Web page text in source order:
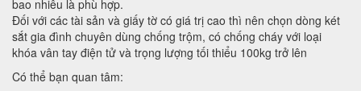
bao nhiêu là phù hợp.
Đối với các tài sản và giấy tờ có giá trị cao thì nên chọn dòng két
sắt gia đình chuyên dùng chống trộm, có chống cháy với loại
khóa vân tay điện tử và trọng lượng tối thiểu 100kg trở lên
Có thể bạn quan tâm: